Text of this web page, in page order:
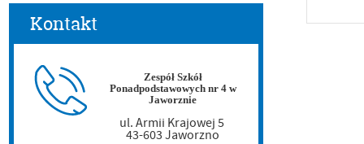
Kontakt
Zespół Szkół
Ponadpodstawowych nr 4 w
Jaworznie
ul. Armii Krajowej 5
43-603 Jaworzno